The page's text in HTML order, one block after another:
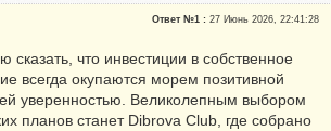
Ответ №1 :27 Июнь 2026, 22:41:28
сказать, что инвестиции в собственное
всегда окупаются морем позитивной
уверенностью. Великолепным выбором
планов станет Dibrova Club, где собрано